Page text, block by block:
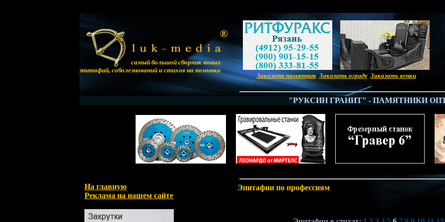
самый большой сборник новых
эпитафий, соболезнований и стихов на поминки
Заказать памятник Заказать ограду Заказать венки
"РУКСИН ГРАНИТ" - ПАМЯТНИКИ
На главную
Реклама на нашем сайте
Эпитафии по профессиям